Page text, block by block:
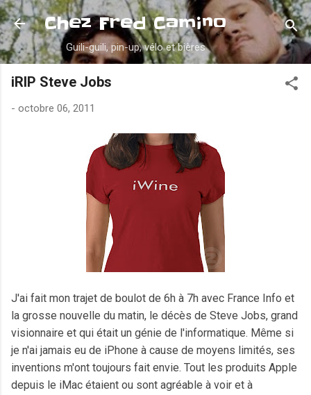
Accéder au contenu principal
Chez Fred Camino
Guili-guili, pin-up, vélo et bières
iRIP Steve Jobs
- octobre 06, 2011
J'ai fait mon trajet de boulot de 6h à 7h avec France Info et
la grosse nouvelle du matin, le décès de Steve Jobs, grand
visionnaire et qui était un génie de l'informatique. Même si
je n'ai jamais eu de iPhone à cause de moyens limités, ses
inventions m'ont toujours fait envie. Tout les produits Apple
depuis le iMac étaient ou sont agréable à voir et à